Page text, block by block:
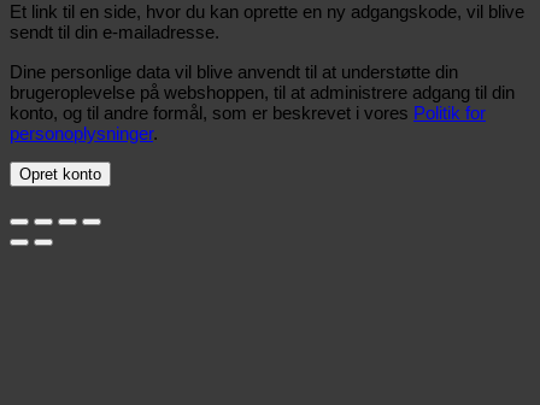
Et link til en side, hvor du kan oprette en ny adgangskode, vil blive
sendt til din e-mailadresse.
Dine personlige data vil blive anvendt til at understøtte din
brugeroplevelse på webshoppen, til at administrere adgang til din
konto, og til andre formål, som er beskrevet i vores Politik for
personoplysninger.
Opret konto